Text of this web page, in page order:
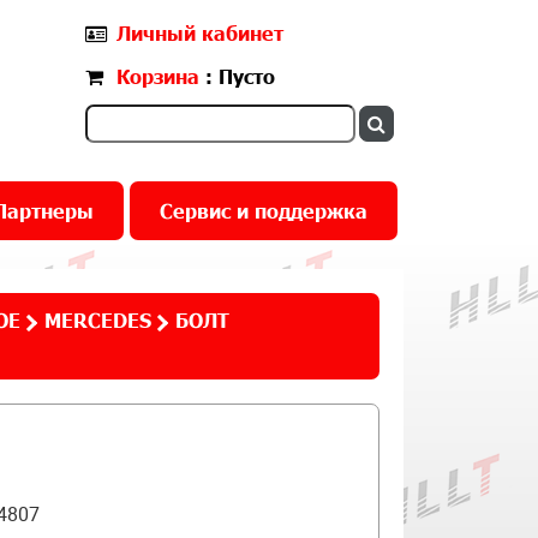
Личный кабинет
Корзина : Пусто
Сервис и поддержка
MERCEDES БОЛТ